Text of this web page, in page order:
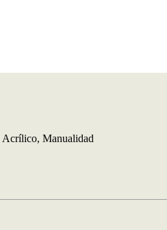
Acrílico, Manualidad